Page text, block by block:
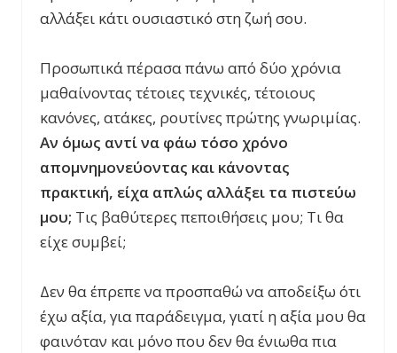
αλλάξει κάτι ουσιαστικό στη ζωή σου.
Προσωπικά πέρασα πάνω από δύο χρόνια
μαθαίνοντας τέτοιες τεχνικές, τέτοιους
κανόνες, ατάκες, ρουτίνες πρώτης γνωριμίας.
Αν όμως αντί να φάω τόσο χρόνο
απομνημονεύοντας και κάνοντας
πρακτική, είχα απλώς αλλάξει τα πιστεύω
μου; Τις βαθύτερες πεποιθήσεις μου; Τι θα
είχε συμβεί;
Δεν θα έπρεπε να προσπαθώ να αποδείξω ότι
έχω αξία, για παράδειγμα, γιατί η αξία μου θα
φαινόταν και μόνο που δεν θα ένιωθα πια